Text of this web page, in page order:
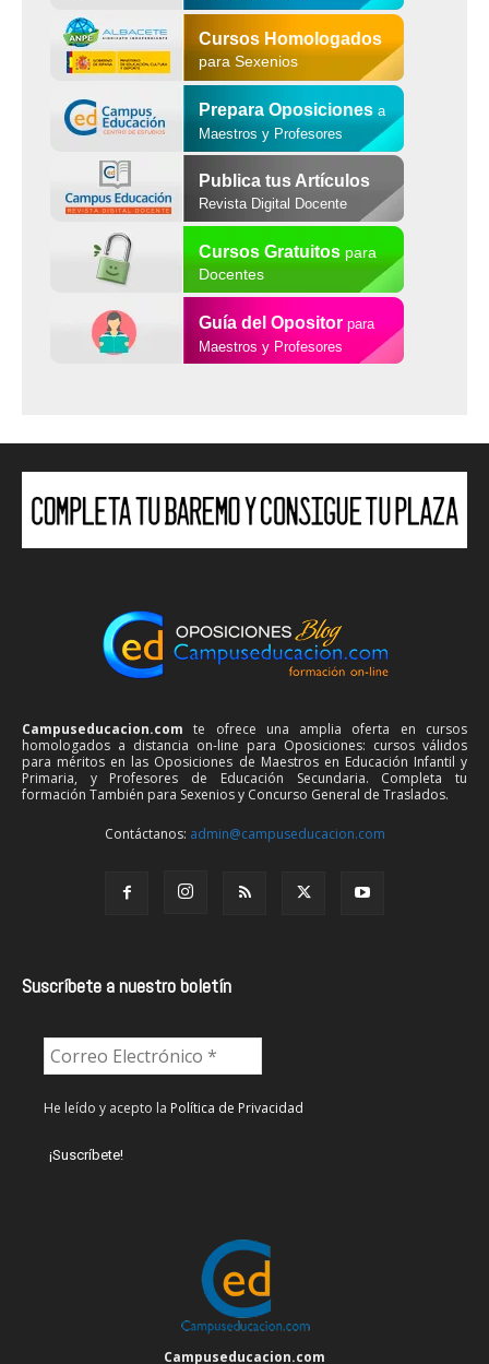
Cursos Homologados
para Sexenios
Prepara Oposiciones a
Maestros y Profesores
Publica tus Artículos
Revista Digital Docente
Cursos Gratuitospara
Docentes
Guía del Opositor para
Maestros y Profesores
Campuseducacion.com te ofrece una amplia oferta en cursos
homologados a distancia on-line para Oposiciones: cursos válidos
para méritos en las Oposiciones de Maestros en Educación Infantil y
Primaria, y Profesores de Educación Secundaria. Completa tu
formación También para Sexenios y Concurso General de Traslados.
Contáctanos: admin@campuseducacion.com
Suscríbete a nuestro boletín
He leído y acepto la Política de Privacidad
Campuseducacion.com